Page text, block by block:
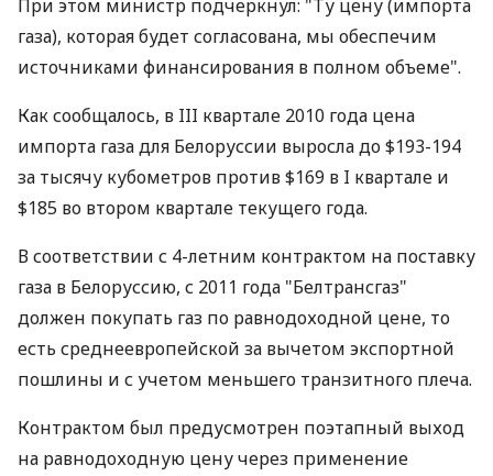
При этом министр подчеркнул: "Ту цену (импорта
газа), которая будет согласована, мы обеспечим
источниками финансирования в полном объеме".
Как сообщалось, в III квартале 2010 года цена
импорта газа для Белоруссии выросла до $193-194
за тысячу кубометров против $169 в I квартале и
$185 во втором квартале текущего года.
В соответствии с 4-летним контрактом на поставку
газа в Белоруссию, с 2011 года "Белтрансгаз"
должен покупать газ по равнодоходной цене, то
есть среднеевропейской за вычетом экспортной
пошлины и с учетом меньшего транзитного плеча.
Контрактом был предусмотрен поэтапный выход
на равнодоходную цену через применение